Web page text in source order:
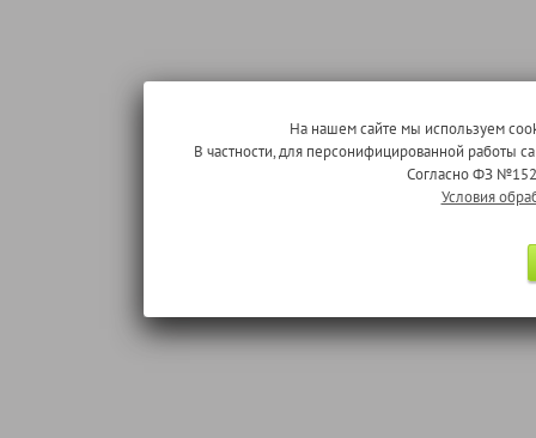
На нашем сайте мы используем
В частности, для персонифицированной работы
Согласно ФЗ
Условия